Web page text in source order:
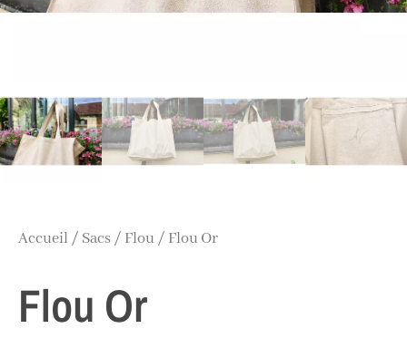
Accueil / Sacs / Flou / Flou Or
Flou Or